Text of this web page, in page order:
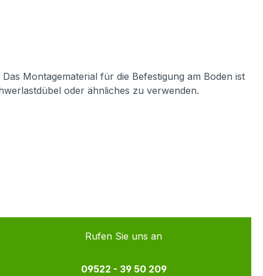
Montagematerial für die Befestigung am Boden ist
oder ähnliches zu verwenden.
Rufen Sie uns an
09522 - 39 50 209